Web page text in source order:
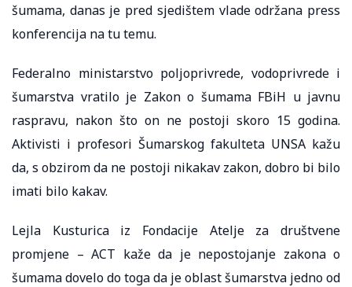
šumama, danas je pred sjedištem vlade održana press
konferencija na tu temu.
Federalno ministarstvo poljoprivrede, vodoprivrede i
šumarstva vratilo je Zakon o šumama FBiH u javnu
raspravu, nakon što on ne postoji skoro 15 godina.
Aktivisti i profesori Šumarskog fakulteta UNSA kažu
da, s obzirom da ne postoji nikakav zakon, dobro bi bilo
imati bilo kakav.
Lejla Kusturica iz Fondacije Atelje za društvene
promjene – ACT kaže da je nepostojanje zakona o
šumama dovelo do toga da je oblast šumarstva jedno od